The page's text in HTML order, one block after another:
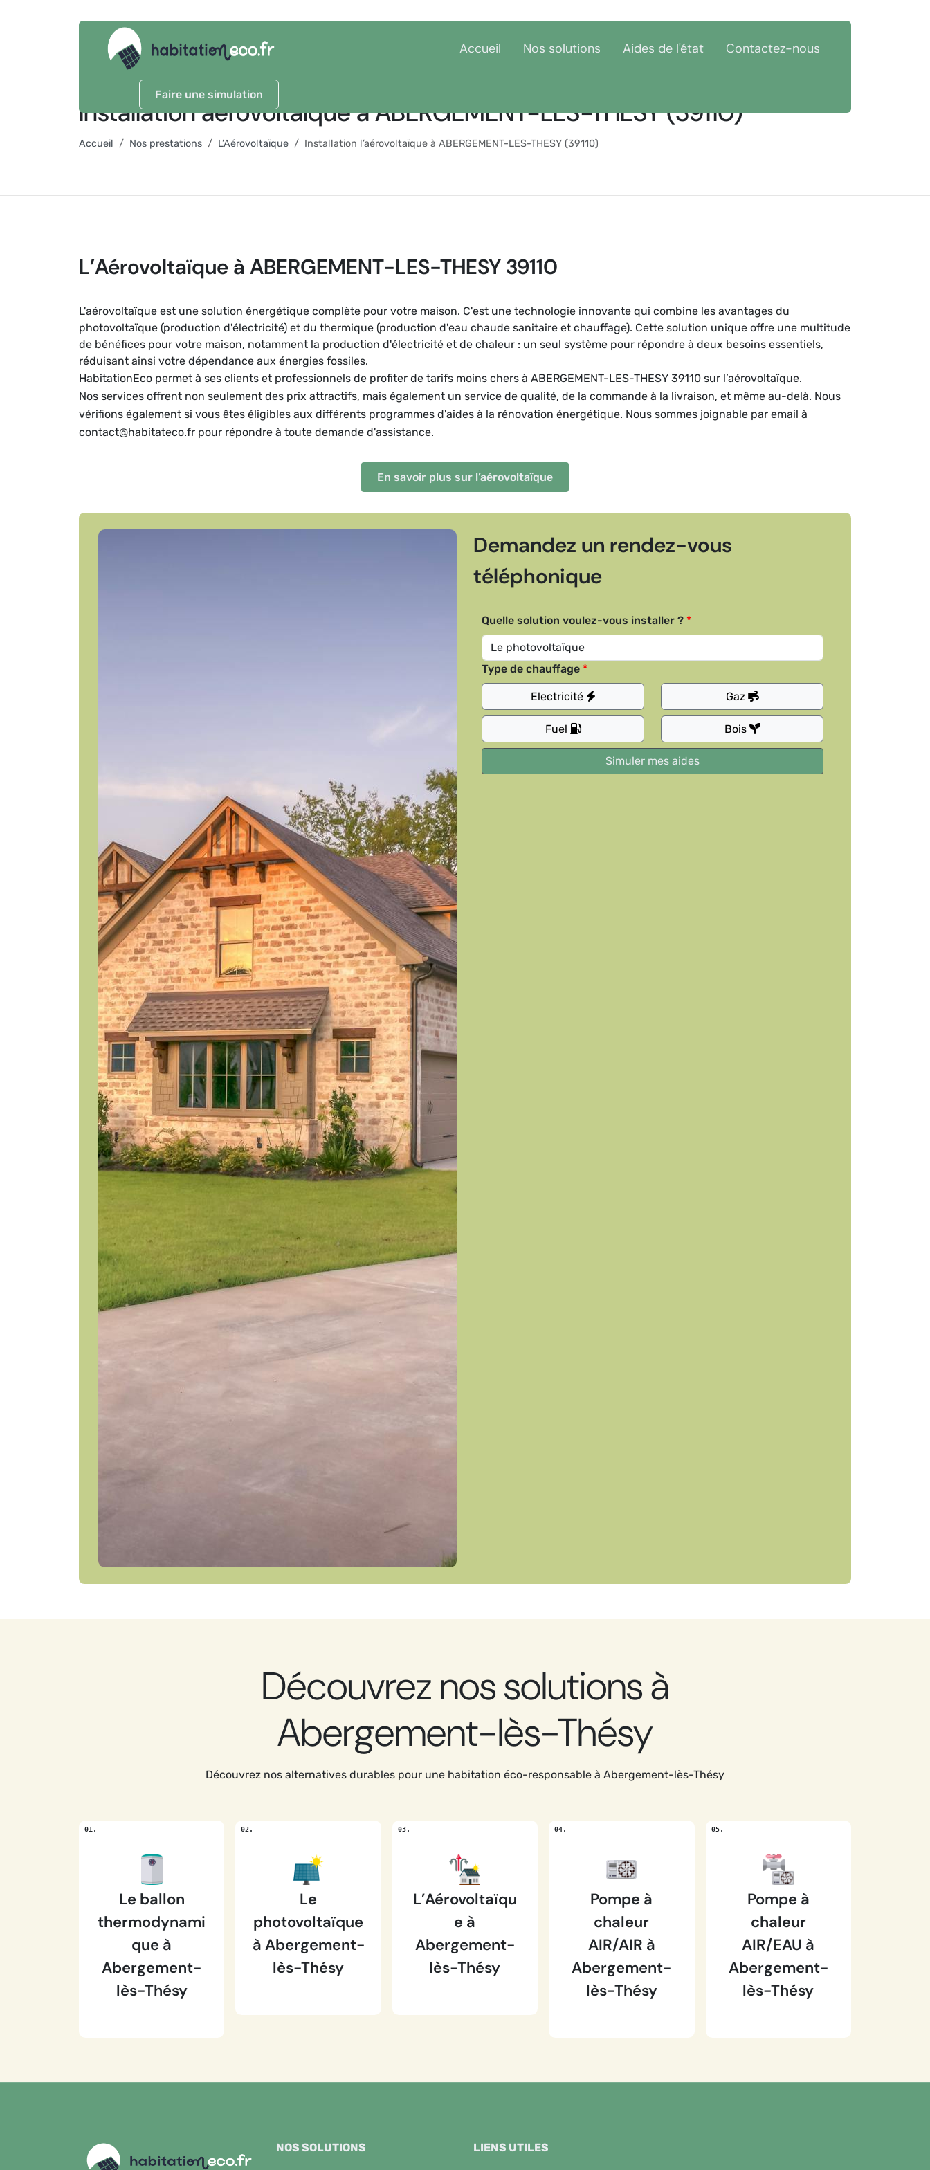
Faire une simulation
Accueil Nos solutions Aides de l'état Contactez-nous
Installation aérovoltaïque à ABERGEMENT-LES-THESY (39110)
Accueil Nos prestations L’Aérovoltaïque Installation l’aérovoltaïque à ABERGEMENT-LES-THESY (39110)
L’Aérovoltaïque à ABERGEMENT-LES-THESY 39110
L'aérovoltaïque est une solution énergétique complète pour votre maison. C'est une technologie innovante qui combine les avantages du
photovoltaïque (production d'électricité) et du thermique (production d'eau chaude sanitaire et chauffage). Cette solution unique offre une multitude
de bénéfices pour votre maison, notamment la production d'électricité et de chaleur : un seul système pour répondre à deux besoins essentiels,
réduisant ainsi votre dépendance aux énergies fossiles.
HabitationEco permet à ses clients et professionnels de profiter de tarifs moins chers à ABERGEMENT-LES-THESY 39110 sur l’aérovoltaïque.
Nos services offrent non seulement des prix attractifs, mais également un service de qualité, de la commande à la livraison, et même au-delà. Nous
vérifions également si vous êtes éligibles aux différents programmes d'aides à la rénovation énergétique. Nous sommes joignable par email à
contact@habitateco.fr pour répondre à toute demande d'assistance.
En savoir plus sur l’aérovoltaïque
Demandez un rendez-vous
téléphonique
Quelle solution voulez-vous installer ?
Type de chauffage
Electricité Gaz
Fuel Bois
Découvrez nos solutions à
Abergement-lès-Thésy
Découvrez nos alternatives durables pour une habitation éco-responsable à Abergement-lès-Thésy
Le ballon
thermodynami
que à
Abergement-
lès-Thésy
Le
photovoltaïque
à Abergement-
lès-Thésy
L’Aérovoltaïqu
e à
Abergement-
lès-Thésy
Pompe à
chaleur
AIR/AIR à
Abergement-
lès-Thésy
Pompe à
chaleur
AIR/EAU à
Abergement-
lès-Thésy
NOS SOLUTIONS LIENS UTILES